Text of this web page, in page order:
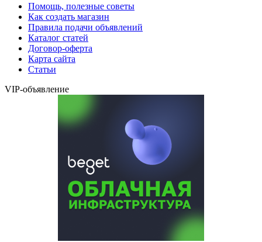
Помощь, полезные советы
Как создать магазин
Правила подачи объявлений
Каталог статей
Договор-оферта
Карта сайта
Статьи
VIP-объявление